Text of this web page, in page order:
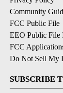
Community
FCC Public File
EEO Public File
FCC
Do Not Sell My
SUBSCRIBE